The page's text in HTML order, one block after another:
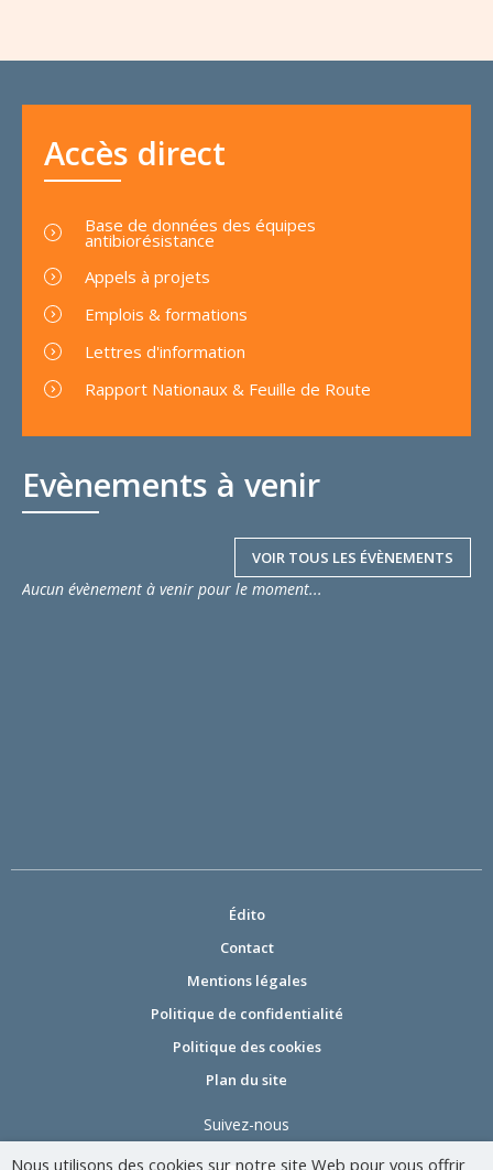
Evènements à venir
VOIR TOUS LES ÉVÈNEMENTS
Aucun évènement à venir pour le moment...
Accès direct
Base de données des équipes
antibiorésistance
Appels à projets
Emplois & formations
Lettres d'information
Rapport Nationaux & Feuille de Route
Édito
Contact
Mentions légales
Politique de confidentialité
Politique des cookies
Plan du site
Suivez-nous
Nous utilisons des cookies sur notre site Web pour vous offrir